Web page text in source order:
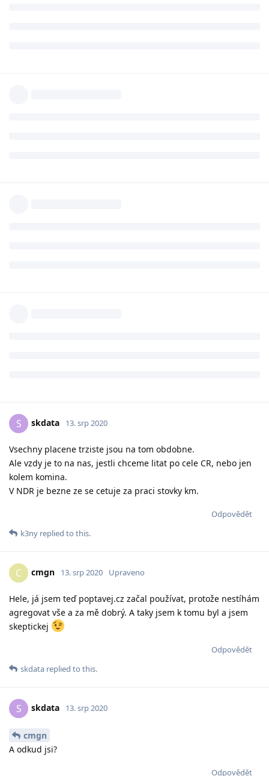
S skdata 13. srp 2020
Vsechny placene trziste jsou na tom obdobne.
Ale vzdy je to na nas, jestli chceme litat po cele CR, nebo jen
kolem komina.
V NDR je bezne ze se cetuje za praci stovky km.
Odpovědět
k3ny replied to this.
C cmgn 13. srp 2020 Upraveno
Hele, já jsem teď poptavej.cz začal používat, protože nestíhám
agregovat vše a za mě dobrý. A taky jsem k tomu byl a jsem
skeptickej
Odpovědět
skdata replied to this.
S skdata 13. srp 2020
cmgn
A odkud jsi?
Odpovědět